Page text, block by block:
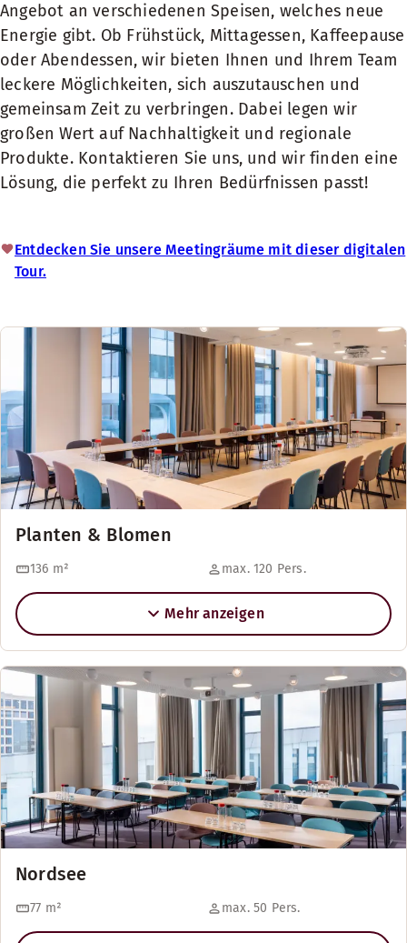
Angebot an verschiedenen Speisen, welches neue
Energie gibt. Ob Frühstück, Mittagessen, Kaffeepause
oder Abendessen, wir bieten Ihnen und Ihrem Team
leckere Möglichkeiten, sich auszutauschen und
gemeinsam Zeit zu verbringen. Dabei legen wir
großen Wert auf Nachhaltigkeit und regionale
Produkte. Kontaktieren Sie uns, und wir finden eine
Lösung, die perfekt zu Ihren Bedürfnissen passt!
Entdecken Sie unsere Meetingräume mit dieser digitalen
Tour.
Planten & Blomen
136 m² max. 120 Pers.
Mehr anzeigen
Nordsee
77 m² max. 50 Pers.